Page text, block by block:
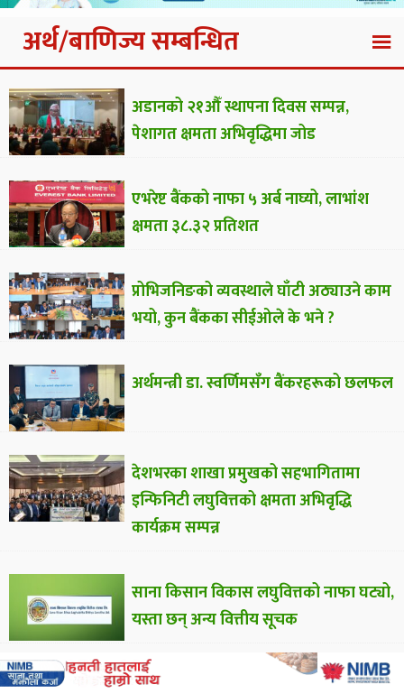
अर्थ/बाणिज्य सम्बन्धित
अडानको २१औँ स्थापना दिवस सम्पन्न,
पेशागत क्षमता अभिवृद्धिमा जोड
एभरेष्ट बैंकको नाफा ५ अर्ब नाघ्यो, लाभांश
क्षमता ३८.३२ प्रतिशत
प्रोभिजनिङको व्यवस्थाले घाँटी अठ्याउने काम
भयो, कुन बैंकका सीईओले के भने ?
अर्थमन्त्री डा. स्वर्णिमसँग बैंकरहरूको छलफल
देशभरका शाखा प्रमुखको सहभागितामा
इन्फिनिटी लघुवित्तको क्षमता अभिवृद्धि
कार्यक्रम सम्पन्न
साना किसान विकास लघुवित्तको नाफा घट्यो,
यस्ता छन् अन्य वित्तीय सूचक